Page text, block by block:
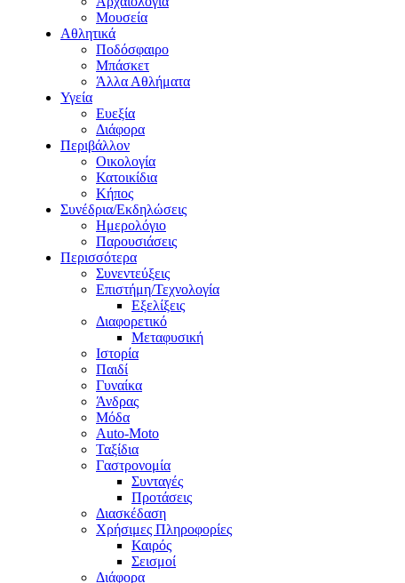
Μουσεία
Αθλητικά
Ποδόσφαιρο
Μπάσκετ
Άλλα Αθλήματα
Υγεία
Ευεξία
Διάφορα
Περιβάλλον
Οικολογία
Κατοικίδια
Κήπος
Συνέδρια/Εκδηλώσεις
Ημερολόγιο
Παρουσιάσεις
Περισσότερα
Συνεντεύξεις
Επιστήμη/Τεχνολογία
Εξελίξεις
Διαφορετικό
Μεταφυσική
Ιστορία
Παιδί
Γυναίκα
Άνδρας
Μόδα
Auto-Moto
Ταξίδια
Γαστρονομία
Συνταγές
Προτάσεις
Διασκέδαση
Χρήσιμες Πληροφορίες
Καιρός
Σεισμοί
Διάφορα